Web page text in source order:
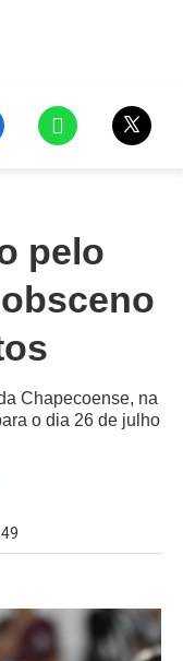
pelo
Chapecoense, na
o dia 26 de julho